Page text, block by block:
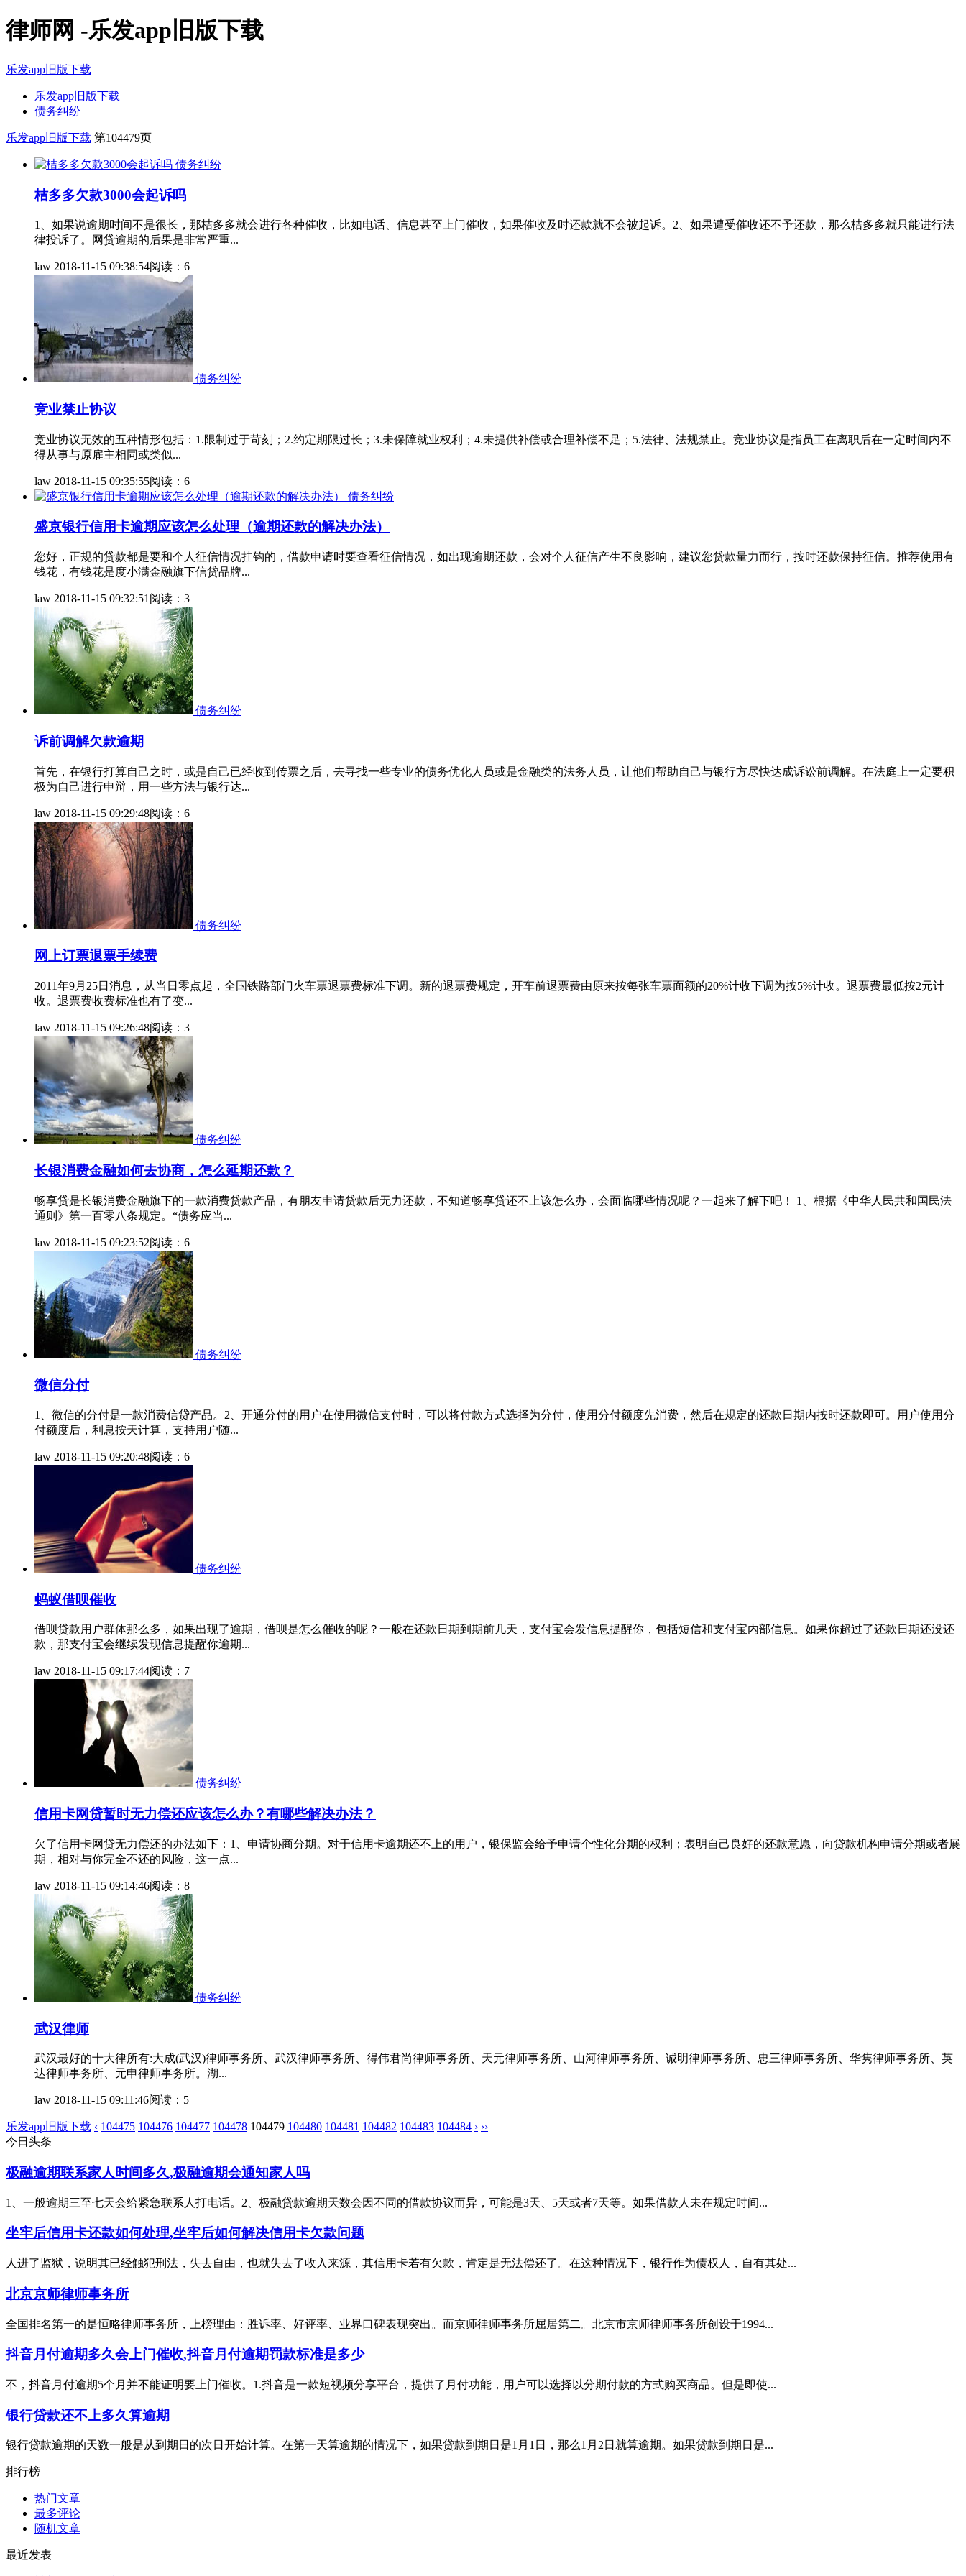
律师网 -乐发app旧版下载
乐发app旧版下载
乐发app旧版下载
债务纠纷
乐发app旧版下载 第104479页
债务纠纷
桔多多欠款3000会起诉吗
1、如果说逾期时间不是很长，那桔多多就会进行各种催收，比如电话、信息甚至上门催收，如果催收及时还款就不会被起诉。2、如果遭受催收还不予还款，那么桔多多就只能进行法
律投诉了。网贷逾期的后果是非常严重...
law 2018-11-15 09:38:54阅读：6
债务纠纷
竞业禁止协议
竞业协议无效的五种情形包括：1.限制过于苛刻；2.约定期限过长；3.未保障就业权利；4.未提供补偿或合理补偿不足；5.法律、法规禁止。竞业协议是指员工在离职后在一定时间内不
得从事与原雇主相同或类似...
law 2018-11-15 09:35:55阅读：6
债务纠纷
盛京银行信用卡逾期应该怎么处理（逾期还款的解决办法）
您好，正规的贷款都是要和个人征信情况挂钩的，借款申请时要查看征信情况，如出现逾期还款，会对个人征信产生不良影响，建议您贷款量力而行，按时还款保持征信。推荐使用有
钱花，有钱花是度小满金融旗下信贷品牌...
law 2018-11-15 09:32:51 阅读：3
债务纠纷
诉前调解欠款逾期
首先，在银行打算自己之时，或是自己已经收到传票之后，去寻找一些专业的债务优化人员或是金融类的法务人员，让他们帮助自己与银行方尽快达成诉讼前调解。在法庭上一定要积
极为自己进行申辩，用一些方法与银行达...
law 2018-11-15 09:29:48阅读：6
债务纠纷
网上订票退票手续费
2011年9月25日消息，从当日零点起，全国铁路部门火车票退票费标准下调。新的退票费规定，开车前退票费由原来按每张车票面额的20%计收下调为按5%计收。退票费最低按2元计
收。退票费收费标准也有了变...
law 2018-11-15 09:26:48阅读：3
债务纠纷
长银消费金融如何去协商，怎么延期还款？
畅享贷是长银消费金融旗下的一款消费贷款产品，有朋友申请贷款后无力还款，不知道畅享贷还不上该怎么办，会面临哪些情况呢？一起来了解下吧！ 1、根据《中华人民共和国民法
通则》第一百零八条规定。“债务应当...
law 2018-11-15 09:23:52阅读：6
债务纠纷
微信分付
1、微信的分付是一款消费信贷产品。2、开通分付的用户在使用微信支付时，可以将付款方式选择为分付，使用分付额度先消费，然后在规定的还款日期内按时还款即可。用户使用分
付额度后，利息按天计算，支持用户随...
law 2018-11-15 09:20:48阅读：6
债务纠纷
蚂蚁借呗催收
借呗贷款用户群体那么多，如果出现了逾期，借呗是怎么催收的呢？一般在还款日期到期前几天，支付宝会发信息提醒你，包括短信和支付宝内部信息。如果你超过了还款日期还没还
款，那支付宝会继续发现信息提醒你逾期...
law 2018-11-15 09:17:44阅读：7
债务纠纷
信用卡网贷暂时无力偿还应该怎么办？有哪些解决办法？
欠了信用卡网贷无力偿还的办法如下：1、申请协商分期。对于信用卡逾期还不上的用户，银保监会给予申请个性化分期的权利；表明自己良好的还款意愿，向贷款机构申请分期或者展
期，相对与你完全不还的风险，这一点...
law 2018-11-15 09:14:46阅读：8
债务纠纷
武汉律师
武汉最好的十大律所有:大成(武汉)律师事务所、武汉律师事务所、得伟君尚律师事务所、天元律师事务所、山河律师事务所、诚明律师事务所、忠三律师事务所、华隽律师事务所、英
达律师事务所、元申律师事务所。湖...
law 2018-11-15 09:11:46阅读：5
乐发app旧版下载 ‹ 104475 104476 104477 104478 104479 104480 104481 104482 104483 104484 › ››
今日头条
极融逾期联系家人时间多久,极融逾期会通知家人吗
1、一般逾期三至七天会给紧急联系人打电话。2、极融贷款逾期天数会因不同的借款协议而异，可能是3天、5天或者7天等。如果借款人未在规定时间...
坐牢后信用卡还款如何处理,坐牢后如何解决信用卡欠款问题
人进了监狱，说明其已经触犯刑法，失去自由，也就失去了收入来源，其信用卡若有欠款，肯定是无法偿还了。在这种情况下，银行作为债权人，自有其处...
北京京师律师事务所
全国排名第一的是恒略律师事务所，上榜理由：胜诉率、好评率、业界口碑表现突出。而京师律师事务所屈居第二。北京市京师律师事务所创设于1994...
抖音月付逾期多久会上门催收,抖音月付逾期罚款标准是多少
不，抖音月付逾期5个月并不能证明要上门催收。1.抖音是一款短视频分享平台，提供了月付功能，用户可以选择以分期付款的方式购买商品。但是即使...
银行贷款还不上多久算逾期
银行贷款逾期的天数一般是从到期日的次日开始计算。在第一天算逾期的情况下，如果贷款到期日是1月1日，那么1月2日就算逾期。如果贷款到期日是...
排行榜
热门文章
最多评论
随机文章
最近发表